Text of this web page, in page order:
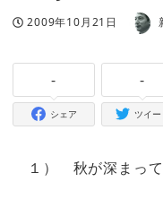
投稿日
2009年10月21日 著者
-
シェア
-
ツイー
１） 秋が深まって